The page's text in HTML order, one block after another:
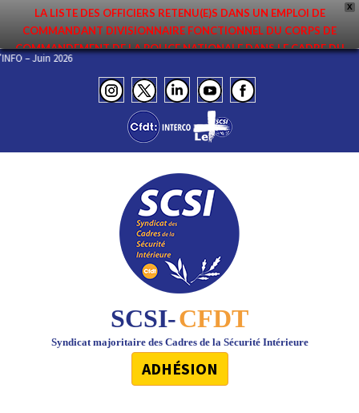
X
LA LISTE DES OFFICIERS RETENU(E)S DANS UN EMPLOI DE
COMMANDANT DIVISIONNAIRE FONCTIONNEL DU CORPS DE
COMMANDEMENT DE LA POLICE NATIONALE DANS LE CADRE DU
PREMIER MOUVEMENT 2026 A ÉTÉ DIFFUSÉE. ELLE EST DISPONIBLE EN
PAGES PROTÉGÉES DU SITE. FÉLICITATIONS AUX NOMMÉ(E)S !
L’INFO – Juin 2026
SCSI-CFDT
Syndicat majoritaire des Cadres de la Sécurité Intérieure
ADHÉSION